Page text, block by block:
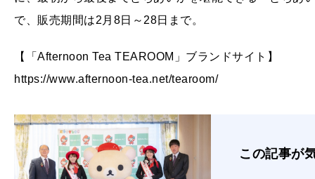
で、販売期間は2月8日～28日まで。
【「Afternoon Tea TEAROOM」ブランドサイト】
https://www.afternoon-tea.net/tearoom/
この記事が